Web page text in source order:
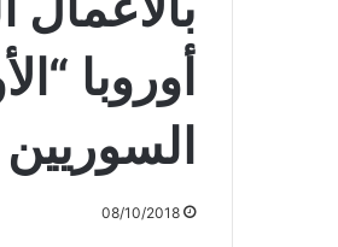
أوروبا
السوريين
08/10/2018